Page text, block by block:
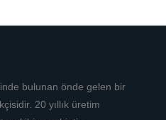
bulunan önde gelen bir
20 yıllık üretim